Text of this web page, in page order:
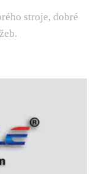
stroje, dobré